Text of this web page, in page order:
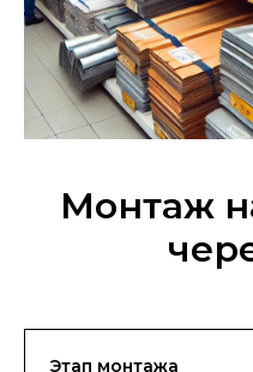
Монтаж
Этап монтажа